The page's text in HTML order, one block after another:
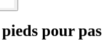
pour pas